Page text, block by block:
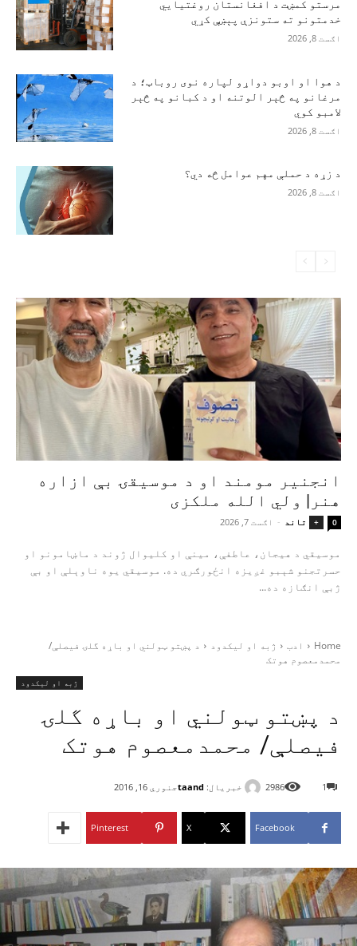
مرستو کمښت د افغانستان روغتیايي
خدمتونو ته ستونزې پېښې کړي
اګست 8, 2026
د هوا او اوبو دواړو لپاره نوی روباټ؛ د
مرغانو په څېر الوتنه او د کبانو په څېر
لامبو کوي
اګست 8, 2026
د زړه د حملې مهم عوامل څه دي؟
اګست 8, 2026
انجنیر مومند او د موسیقۍ بې‌ ازاره
هنر| ولي الله ملکزی
+ تاند - اګست 7, 2026 0
موسیقي د هیجان، عاطفې، مینې او کلیوال ژوند د ماښامونو او
حسرتجنو شېبو غږیزه انځورګري ده. موسیقي یوه ناوېلې او بې‌
ژبې انګازه ده...